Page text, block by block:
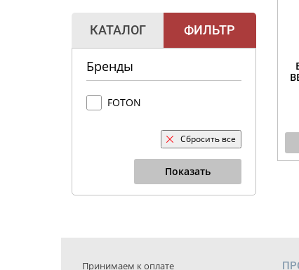
КАТАЛОГ ФИЛЬТР
Бренды
FOTON
Сбросить все
Показать
Принимаем к оплате